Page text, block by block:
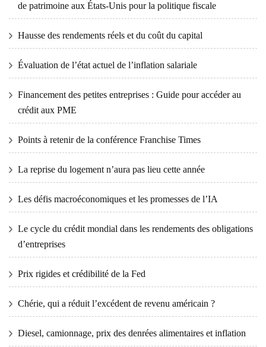
de patrimoine aux États-Unis pour la politique fiscale
Hausse des rendements réels et du coût du capital
Évaluation de l’état actuel de l’inflation salariale
Financement des petites entreprises : Guide pour accéder au
crédit aux PME
Points à retenir de la conférence Franchise Times
La reprise du logement n’aura pas lieu cette année
Les défis macroéconomiques et les promesses de l’IA
Le cycle du crédit mondial dans les rendements des obligations
d’entreprises
Prix ​​​​rigides et crédibilité de la Fed
Chérie, qui a réduit l’excédent de revenu américain ?
Diesel, camionnage, prix des denrées alimentaires et inflation